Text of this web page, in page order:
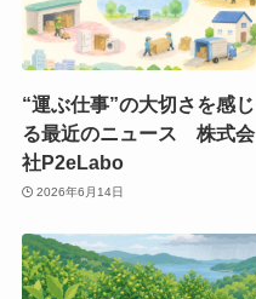
“運ぶ仕事”の大切さを感じ
る最近のニュース 株式会
社P2eLabo
2026年6月14日